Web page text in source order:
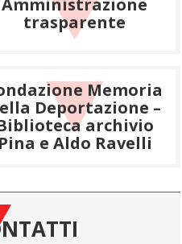
Amministrazione
trasparente
Memoria
Deportazione –
archivio
Pina e Aldo Ravelli